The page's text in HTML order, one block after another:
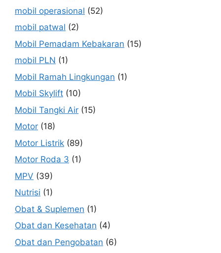
mobil operasional (52)
mobil patwal (2)
Mobil Pemadam Kebakaran (15)
mobil PLN (1)
Mobil Ramah Lingkungan (1)
Mobil Skylift (10)
Mobil Tangki Air (15)
Motor (18)
Motor Listrik (89)
Motor Roda 3 (1)
MPV (39)
Nutrisi (1)
Obat & Suplemen (1)
Obat dan Kesehatan (4)
Obat dan Pengobatan (6)